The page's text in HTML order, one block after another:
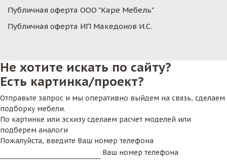
Публичная оферта ООО "Каре Мебель"
Публичная оферта ИП Македонов И.С.
Не хотите искать по сайту?
Есть картинка/проект?
Отправьте запрос и мы оперативно выйдем на связь, сделаем
подборку мебели.
По картинке или эскизу сделаем расчет моделей или
подберем аналоги
Пожалуйста, введите Ваш номер телефона
Ваш номер телефона